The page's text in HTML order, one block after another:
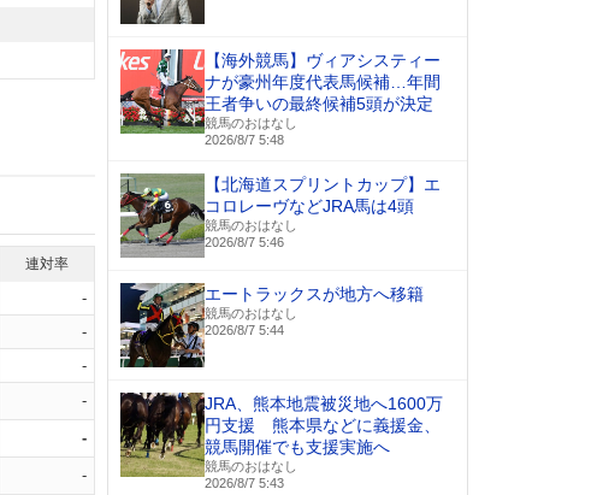
連対率
-
-
-
-
-
-
【海外競馬】ヴィアシスティー
ナが豪州年度代表馬候補…年間
王者争いの最終候補5頭が決定
競馬のおはなし
2026/8/7 5:48
【北海道スプリントカップ】エ
コロレーヴなどJRA馬は4頭
競馬のおはなし
2026/8/7 5:46
エートラックスが地方へ移籍
競馬のおはなし
2026/8/7 5:44
JRA、熊本地震被災地へ1600万
円支援 熊本県などに義援金、
競馬開催でも支援実施へ
競馬のおはなし
2026/8/7 5:43